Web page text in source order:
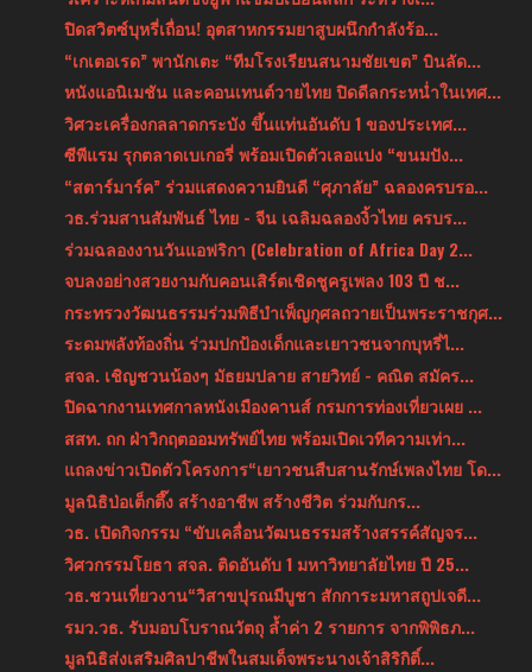
ปิดสวิตซ์บุหรี่เถื่อน! อุตสาหกรรมยาสูบผนึกกำลังร้อ...
“เกเตอเรด” พานักเตะ “ทีมโรงเรียนสนามชัยเขต” บินลัด...
หนังแอนิเมชัน และคอนเทนต์วายไทย ปิดดีลกระหน่ำในเทศ...
วิศวะเครื่องกลลาดกระบัง ขึ้นแท่นอันดับ 1 ของประเทศ...
ซีพีแรม รุกตลาดเบเกอรี่ พร้อมเปิดตัวเลอแปง “ขนมปัง...
“สตาร์มาร์ค” ร่วมแสดงความยินดี “ศุภาลัย” ฉลองครบรอ...
วธ.ร่วมสานสัมพันธ์ ไทย - จีน เฉลิมฉลองงิ้วไทย ครบร...
ร่วมฉลองงานวันแอฟริกา (Celebration of Africa Day 2...
จบลงอย่างสวยงามกับคอนเสิร์ตเชิดชูครูเพลง 103 ปี ช...
กระทรวงวัฒนธรรมร่วมพิธีบำเพ็ญกุศลถวายเป็นพระราชกุศ...
ระดมพลังท้องถิ่น ร่วมปกป้องเด็กและเยาวชนจากบุหรี่ไ...
สจล. เชิญชวนน้องๆ มัธยมปลาย สายวิทย์ - คณิต สมัคร...
ปิดฉากงานเทศกาลหนังเมืองคานส์ กรมการท่องเที่ยวเผย ...
สสท. ถก ฝ่าวิกฤตออมทรัพย์ไทย พร้อมเปิดเวทีความเท่า...
แถลงข่าวเปิดตัวโครงการ“เยาวชนสืบสานรักษ์เพลงไทย โด...
มูลนิธิป่อเต็กตึ๊ง สร้างอาชีพ สร้างชีวิต ร่วมกับกร...
วธ. เปิดกิจกรรม “ขับเคลื่อนวัฒนธรรมสร้างสรรค์สัญจร...
วิศวกรรมโยธา สจล. ติดอันดับ 1 มหาวิทยาลัยไทย ปี 25...
วธ.ชวนเที่ยวงาน“วิสาขปุรณมีบูชา สักการะมหาสถูปเจดี...
รมว.วธ. รับมอบโบราณวัตถุ ล้ำค่า 2 รายการ จากพิพิธภ...
มูลนิธิส่งเสริมศิลปาชีพในสมเด็จพระนางเจ้าสิริกิติ์...